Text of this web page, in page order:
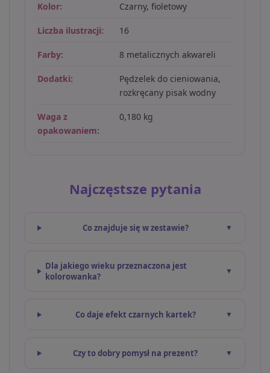
Kolor: Czarny, fioletowy
Liczba ilustracji: 16
Farby: 8 metalicznych akwareli
Dodatki:
Pędzelek do cieniowania,
rozkręcany pisak wodny
Waga z
opakowaniem:
0,180 kg
Najczęstsze pytania
Co znajduje się w zestawie?
Dla jakiego wieku przeznaczona jest
kolorowanka?
Co daje efekt czarnych kartek?
Czy to dobry pomysł na prezent?